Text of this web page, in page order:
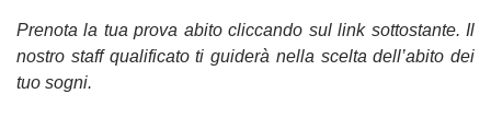
Prenota la tua prova abito cliccando sul link sottostante. Il
nostro staff qualificato ti guiderà nella scelta dell’abito dei
tuo sogni.